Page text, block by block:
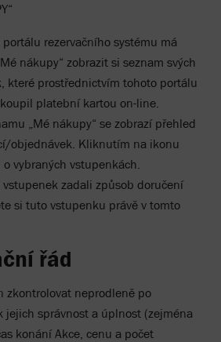
rezervačního systému má
nákupy“ zobrazit si seznam svých
které prostřednictvím tohoto portálu
platební kartou on-line.
„Mé nákupy“ se zobrazí přehled
objednávek. Kliknutím na ikonu
vybraných vstupenkách.
zadali způsob doručení
si tuto vstupenku právě v tomto
řád
zkontrolovat neprodleně po
jejich správnost a úplnost (zejména
konání Akce, cenu a počet